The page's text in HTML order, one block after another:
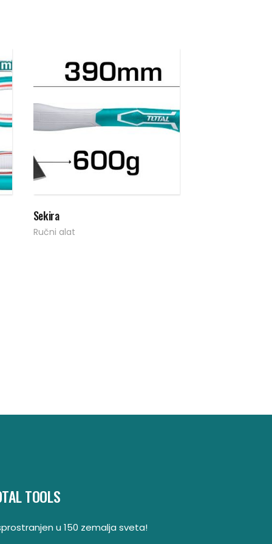
Pročitaj više
Sekira
Ručni alat
TOOLS
u 150 zemalja sveta!